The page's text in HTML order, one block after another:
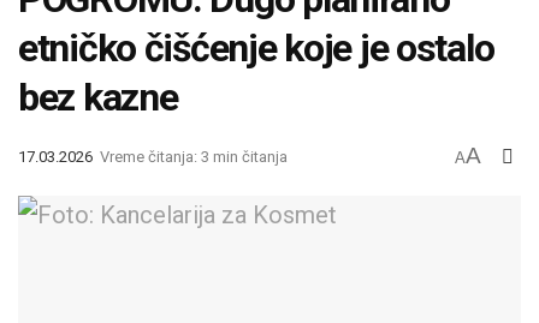
etničko čišćenje koje je ostalo
bez kazne
17.03.2026 Vreme čitanja: 3 min čitanja AA